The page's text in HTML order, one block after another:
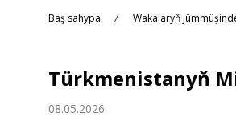
Baş sahypa Wakalaryň
Türkmenistanyň
08.05.2026